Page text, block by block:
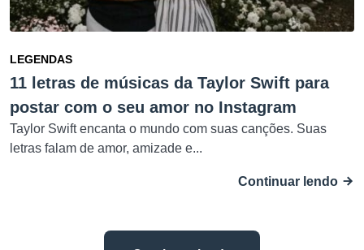
LEGENDAS
11 letras de músicas da Taylor Swift para
postar com o seu amor no Instagram
Taylor Swift encanta o mundo com suas canções. Suas
letras falam de amor, amizade e...
Continuar lendo